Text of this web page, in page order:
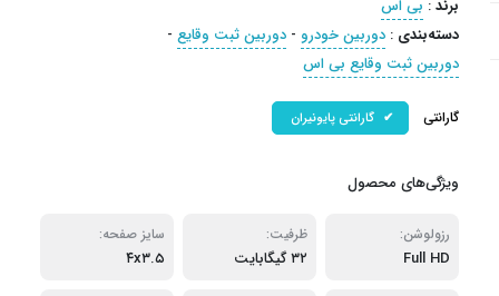
برند:بی اس
دسته‌بندی: دوربین خودرو- دوربین ثبت وقایع-
دوربین ثبت وقایع بی اس
گارانتی گارانتی پایونیران
ویژگی‌های محصول
رزولوشن:
Full HD
ظرفیت:
۳۲ گیگابایت
سایز صفحه:
۴x۳.۵